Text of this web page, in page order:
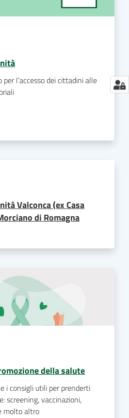
l’accesso dei cittadini alle
Valconca (ex Casa
di Romagna
della salute
i consigli utili per prenderti
screening, vaccinazioni,
molto altro